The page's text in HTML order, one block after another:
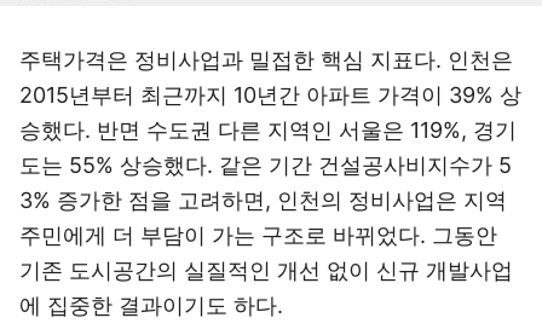
주택가격은 정비사업과 밀접한 핵심 지표다. 인천은
2015년부터 최근까지 10년간 아파트 가격이 39% 상
승했다. 반면 수도권 다른 지역인 서울은 119%, 경기
도는 55% 상승했다. 같은 기간 건설공사비지수가 5
3% 증가한 점을 고려하면, 인천의 정비사업은 지역
주민에게 더 부담이 가는 구조로 바뀌었다. 그동안
기존 도시공간의 실질적인 개선 없이 신규 개발사업
에 집중한 결과이기도 하다.